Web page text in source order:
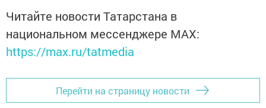
Читайте новости Татарстана в
национальном мессенджере MАХ:
https://max.ru/tatmedia
Перейти на страницу новости